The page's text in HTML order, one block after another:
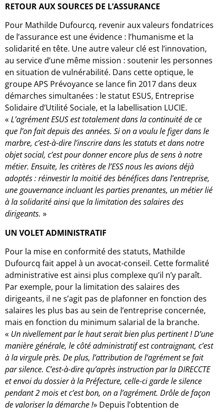
RETOUR AUX SOURCES DE L’ASSURANCE
Pour Mathilde Dufourcq, revenir aux valeurs fondatrices
de l’assurance est une évidence : l’humanisme et la
solidarité en tête. Une autre valeur clé est l’innovation,
au service d’une même mission : soutenir les personnes
en situation de vulnérabilité. Dans cette optique, le
groupe APS Prévoyance se lance fin 2017 dans deux
démarches simultanées : le statut ESUS, Entreprise
Solidaire d’Utilité Sociale, et la labellisation LUCIE.
«L’agrément ESUS est totalement dans la continuité de ce
que l’on fait depuis des années. Si on a voulu le figer dans le
marbre, c’est-à-dire l’inscrire dans les statuts et dans notre
objet social, c’est pour donner encore plus de sens à notre
métier. Ensuite, les critères de l’ESS nous les avions déjà
adoptés : réinvestir la moitié des bénéfices dans l’entreprise,
une gouvernance incluant les parties prenantes, un métier lié
à la solidarité ainsi que la limitation des salaires des
dirigeants. »
UN VOLET ADMINISTRATIF
Pour la mise en conformité des statuts, Mathilde
Dufourcq fait appel à un avocat-conseil. Cette formalité
administrative est ainsi plus complexe qu’il n’y paraît.
Par exemple, pour la limitation des salaires des
dirigeants, il ne s’agit pas de plafonner en fonction des
salaires les plus bas au sein de l’entreprise concernée,
mais en fonction du minimum salarial de la branche.
« Un nivellement par le haut serait bien plus pertinent ! D’une
manière générale, le côté administratif est contraignant, c’est
à la virgule près. De plus, l’attribution de l’agrément se fait
par silence. C’est-à-dire qu’après instruction par la DIRECCTE
et envoi du dossier à la Préfecture, celle-ci garde le silence
pendant 2 mois et c’est bon, on a l’agrément. Drôle de façon
de valoriser la démarche !» Depuis l’obtention de